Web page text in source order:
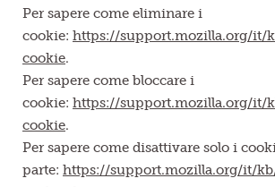
Per sapere come eliminare i
cookie: https://support.mozilla.org/it/
cookie.
Per sapere come bloccare i
cookie: https://support.mozilla.org/it/
cookie.
Per sapere come disattivare solo i
parte: https://support.mozilla.org/it/